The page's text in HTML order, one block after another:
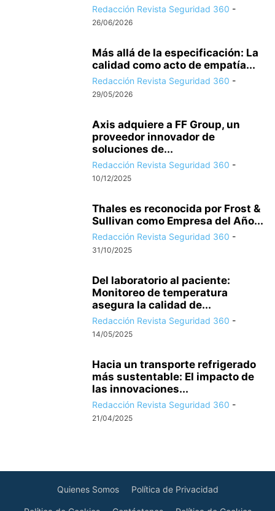
Redacción Revista Seguridad 360 -
26/06/2026
Más allá de la especificación: La
calidad como acto de empatía...
Redacción Revista Seguridad 360 -
29/05/2026
Axis adquiere a FF Group, un
proveedor innovador de
soluciones de...
Redacción Revista Seguridad 360 -
10/12/2025
Thales es reconocida por Frost &
Sullivan como Empresa del Año...
Redacción Revista Seguridad 360 -
31/10/2025
Del laboratorio al paciente:
Monitoreo de temperatura
asegura la calidad de...
Redacción Revista Seguridad 360 -
14/05/2025
Hacia un transporte refrigerado
más sustentable: El impacto de
las innovaciones...
Redacción Revista Seguridad 360 -
21/04/2025
Quienes Somos Política de Privacidad